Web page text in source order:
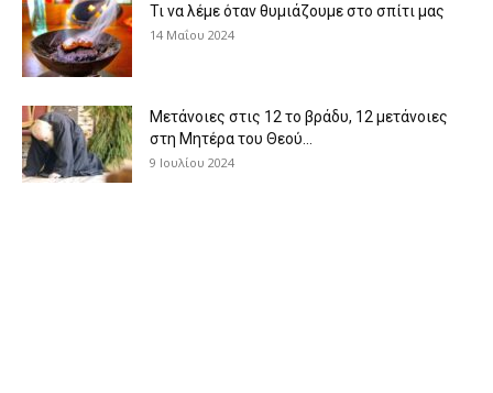
Τι να λέμε όταν θυμιάζουμε στο σπίτι μας
14 Μαΐου 2024
Μετάνοιες στις 12 το βράδυ, 12 μετάνοιες
στη Μητέρα του Θεού...
9 Ιουλίου 2024